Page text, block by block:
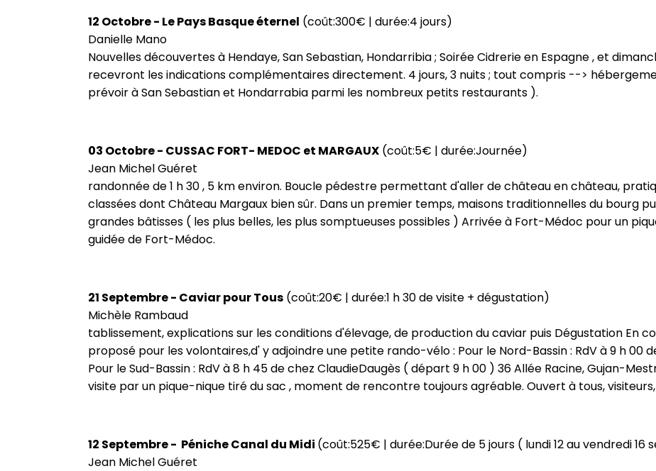
12 Octobre - Le Pays Basque éternel (coût:300€ | durée:4 jours)
Danielle Mano
Nouvelles découvertes à Hendaye, San Sebastian, Hondarribia ; Soirée Cidrerie en Espagne , et
recevront les indications complémentaires directement. 4 jours, 3 nuits ; tout compris -->
prévoir à San Sebastian et Hondarrabia parmi les nombreux petits restaurants ).
03 Octobre - CUSSAC FORT- MEDOC et MARGAUX (coût:5€ | durée:Journée)
Jean Michel Guéret
randonnée de 1 h 30 , 5 km environ. Boucle pédestre permettant d'aller de château en château,
classées dont Château Margaux bien sûr. Dans un premier temps, maisons traditionnelles du bourg
grandes bâtisses ( les plus belles, les plus somptueuses possibles ) Arrivée à Fort-Médoc pour un
guidée de Fort-Médoc.
21 Septembre - Caviar pour Tous (coût:20€ | durée:1 h 30 de visite + dégustation)
Michèle Rambaud
tablissement, explications sur les conditions d'élevage, de production du caviar puis Dégustation En
proposé pour les volontaires,d' y adjoindre une petite rando-vélo : Pour le Nord-Bassin : RdV à 9 h 00
Pour le Sud-Bassin : RdV à 8 h 45 de chez ClaudieDaugès ( départ 9 h 00 ) 36 Allée Racine, Gujan-
visite par un pique-nique tiré du sac , moment de rencontre toujours agréable. Ouvert à tous,
12 Septembre - Péniche Canal du Midi (coût:525€ | durée:Durée de 5 jours ( lundi 12 au vendredi 16
Jean Michel Guéret